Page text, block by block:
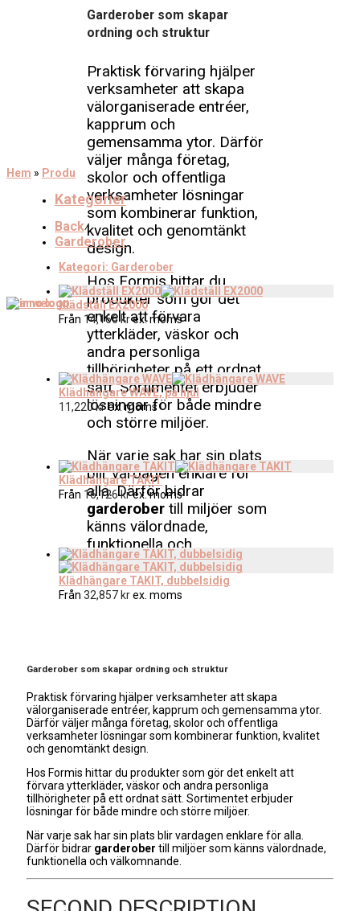
Garderober som skapar
ordning och struktur
Praktisk förvaring hjälper
verksamheter att skapa
välorganiserade entréer,
kapprum och
gemensamma ytor. Därför
väljer många företag,
skolor och offentliga
verksamheter lösningar
som kombinerar funktion,
kvalitet och genomtänkt
design.
Hos Formis hittar du
produkter som gör det
enkelt att förvara
ytterkläder, väskor och
andra personliga
tillhörigheter på ett ordnat
sätt. Sortimentet erbjuder
lösningar för både mindre
och större miljöer.
När varje sak har sin plats
blir vardagen enklare för
alla. Därför bidrar
garderober till miljöer som
känns välordnade,
funktionella och
välkomnande.
Hem » Produkter»Entréinredning»Garderober
Kategorier
Back⁄
Garderober
Kategori: Garderober
Klädställ EX2000
Från 14,166krex. moms
Klädhängare WAVE, på hjul
11,220krex. moms
Klädhängare TAKIT
Från 16,126krex. moms
Klädhängare TAKIT, dubbelsidig
Från 32,857 krex. moms
Garderober som skapar ordning och struktur
Praktisk förvaring hjälper verksamheter att skapa
välorganiserade entréer, kapprum och gemensamma ytor.
Därför väljer många företag, skolor och offentliga
verksamheter lösningar som kombinerar funktion, kvalitet
och genomtänkt design.
Hos Formis hittar du produkter som gör det enkelt att
förvara ytterkläder, väskor och andra personliga
tillhörigheter på ett ordnat sätt. Sortimentet erbjuder
lösningar för både mindre och större miljöer.
När varje sak har sin plats blir vardagen enklare för alla.
Därför bidrar garderober till miljöer som känns välordnade,
funktionella och välkomnande.